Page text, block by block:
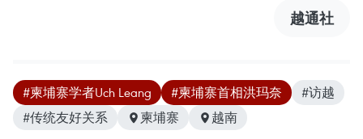
越通社
#柬埔寨学者Uch Leang #柬埔寨首相洪玛奈
#访越
#传统友好关系
柬埔寨 越南